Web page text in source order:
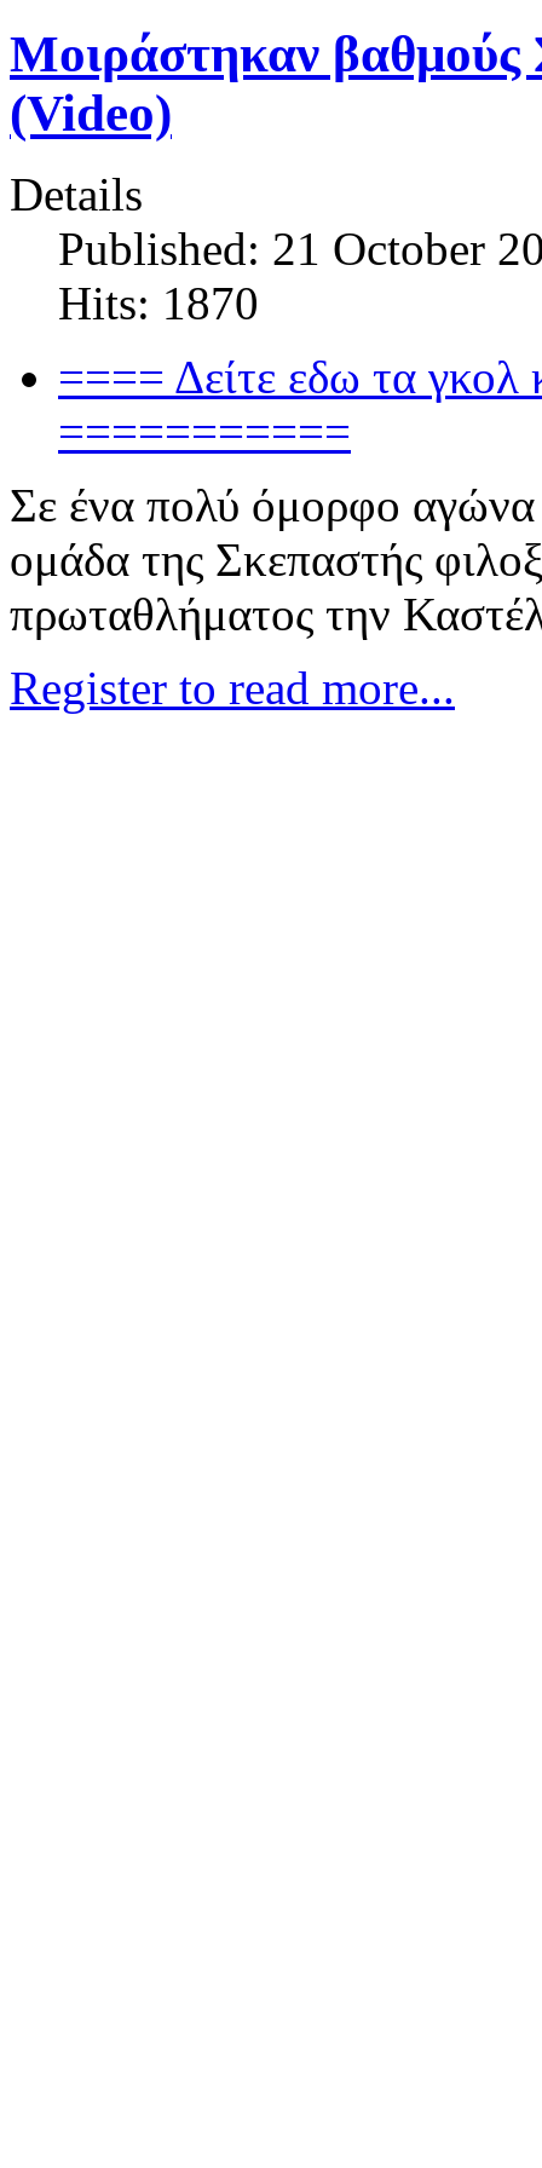
Μοιράστηκαν βαθμούς
(Video)
Details
Published: 21 October
Hits: 1870
==== Δείτε εδω τα γκολ
===========
Σε ένα πολύ όμορφο
ομάδα της Σκεπαστής
πρωταθλήματος την
Register to read more...